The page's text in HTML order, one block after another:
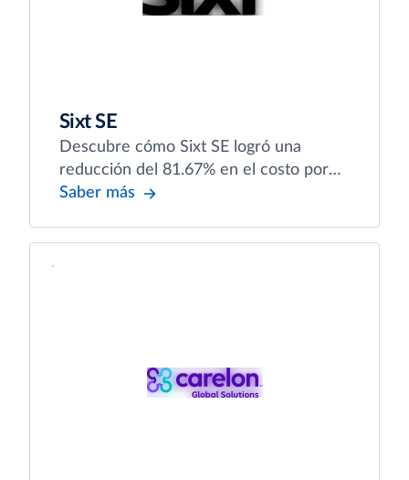
Sixt SE
Descubre cómo Sixt SE logró una
reducción del 81.67% en el costo por
reclamo después de optimizar procesos
Saber más